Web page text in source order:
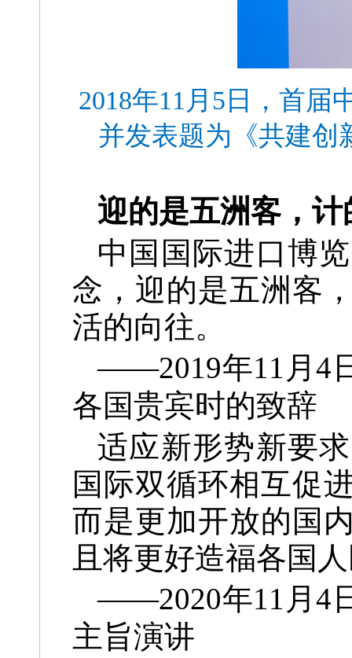
2018年11月5日，首届
并发表题为《共建创
迎的是五洲客，
中国国际进口博
念，迎的是五洲客
活的向往。
——2019年11月4
各国贵宾时的致辞
适应新形势新要
国际双循环相互促
而是更加开放的国
且将更好造福各国
——2020年11月4
主旨演讲